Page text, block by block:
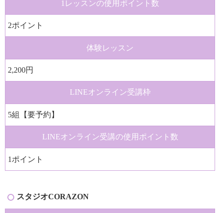
1レッスンの使用ポイント数
2ポイント
体験レッスン
2,200円
LINEオンライン受講枠
5組【要予約】
LINEオンライン受講の使用ポイント数
1ポイント
スタジオCORAZON